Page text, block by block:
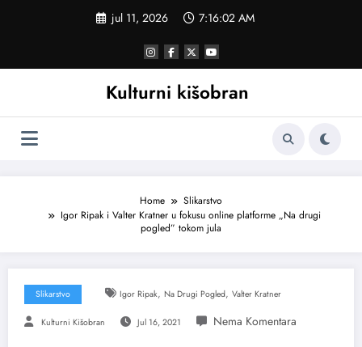
jul 11, 2026 7:16:03 AM
Kulturni kišobran
Home
Slikarstvo
Igor Ripak i Valter Kratner u fokusu online platforme „Na drugi
pogled” tokom jula
Slikarstvo Igor Ripak, Na Drugi Pogled, Valter Kratner
Kulturni Kišobran Jul 16, 2021